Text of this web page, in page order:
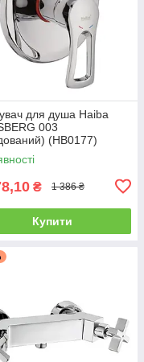
для душа Haiba
003
(HB0177)
₴ 1 386 ₴
Купити